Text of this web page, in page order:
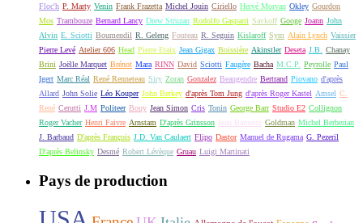
Floc'h P. Marty Venin Frank Frazetta Michel Jouin Ciriello Hervé Morvan Okley Gourdon
Mos Trambouze Bernard Lancy Drew Struzan Rodolfo Gasparri Savkoff Googe Joann John
Alvin E. Sciotti Boumendil R. Geleng Fouteau R. Seguin Kislaroff Sym Alain Lynch Vaissier
Pierre Levé Atelier 606 Head Pierre Etaix Jean Gigax Boissière Akinstler Deseta J.B.
Chanay
Brini Joëlle Marquet Brénot Mara RINN David Sciotti Faugère Bacha M.C.P. Peyrolle Paul
Igert Marc Réal René Renneteau Siry Zoran Gonzalez Beaugendre Bertrand Piovano d'après
Allard John Solie Léo Kouper John Berkey d'après Tom Jung d'après Roger Kastel Amsel C.
René Cerutti J.M Politeer Bouy Jean Simon Cris Tonin George Barr Studio E2 Collignon
Roger Vacher Henri Faivre Arnstam D'après Grinsson Jean Barnoux Goldman Michel Berberian
J. Barbaud D'après François J.D. Van Caulaert Flipo Dastor Manuel de Rugama G. Pezeril
D'après Belinsky Desmé Robert Lévèque Gruau Luigi Martinati
Pays de production